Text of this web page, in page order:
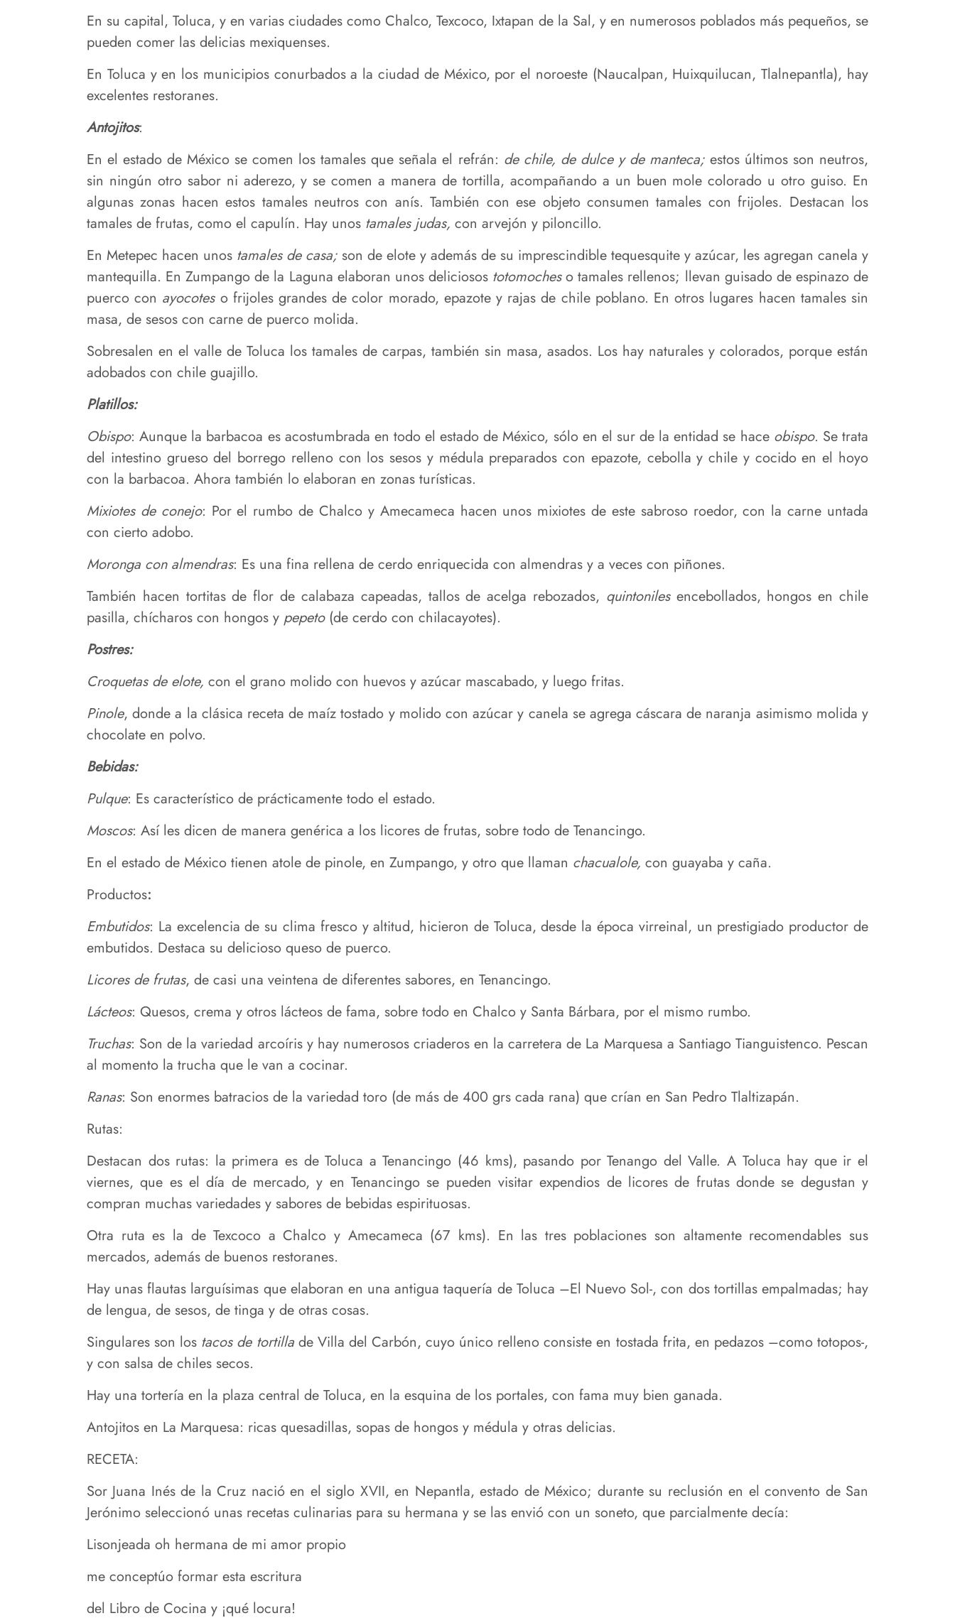
En su capital, Toluca, y en varias ciudades como Chalco, Texcoco, Ixtapan de la Sal, y en numerosos poblados más pequeños, se
pueden comer las delicias mexiquenses.
En Toluca y en los municipios conurbados a la ciudad de México, por el noroeste (Naucalpan, Huixquilucan, Tlalnepantla), hay
excelentes restoranes.
Antojitos:
En el estado de México se comen los tamales que señala el refrán: de chile, de dulce y de manteca; estos últimos son neutros,
sin ningún otro sabor ni aderezo, y se comen a manera de tortilla, acompañando a un buen mole colorado u otro guiso. En
algunas zonas hacen estos tamales neutros con anís. También con ese objeto consumen tamales con frijoles. Destacan los
tamales de frutas, como el capulín. Hay unos tamales judas, con arvejón y piloncillo.
En Metepec hacen unos tamales de casa; son de elote y además de su imprescindible tequesquite y azúcar, les agregan canela y
mantequilla. En Zumpango de la Laguna elaboran unos deliciosos totomocheso tamales rellenos; llevan guisado de espinazo de
puerco con ayocotes o frijoles grandes de color morado, epazote y rajas de chile poblano. En otros lugares hacen tamales sin
masa, de sesos con carne de puerco molida.
Sobresalen en el valle de Toluca los tamales de carpas, también sin masa, asados. Los hay naturales y colorados, porque están
adobados con chile guajillo.
Platillos:
Obispo: Aunque la barbacoa es acostumbrada en todo el estado de México, sólo en el sur de la entidad se hace obispo. Se trata
del intestino grueso del borrego relleno con los sesos y médula preparados con epazote, cebolla y chile y cocido en el hoyo
con la barbacoa. Ahora también lo elaboran en zonas turísticas.
Mixiotes de conejo: Por el rumbo de Chalco y Amecameca hacen unos mixiotes de este sabroso roedor, con la carne untada
con cierto adobo.
Moronga con almendras: Es una fina rellena de cerdo enriquecida con almendras y a veces con piñones.
También hacen tortitas de flor de calabaza capeadas, tallos de acelga rebozados, quintonilesencebollados, hongos en chile
pasilla, chícharos con hongos y pepeto(de cerdo con chilacayotes).
Postres:
Croquetas de elote, con el grano molido con huevos y azúcar mascabado, y luego fritas.
Pinole, donde a la clásica receta de maíz tostado y molido con azúcar y canela se agrega cáscara de naranja asimismo molida y
chocolate en polvo.
Bebidas:
Pulque: Es característico de prácticamente todo el estado.
Moscos: Así les dicen de manera genérica a los licores de frutas, sobre todo de Tenancingo.
En el estado de México tienen atole de pinole, en Zumpango, y otro que llaman chacualole, con guayaba y caña.
Productos:
Embutidos: La excelencia de su clima fresco y altitud, hicieron de Toluca, desde la época virreinal, un prestigiado productor de
embutidos. Destaca su delicioso queso de puerco.
Licores de frutas, de casi una veintena de diferentes sabores, en Tenancingo.
Lácteos: Quesos, crema y otros lácteos de fama, sobre todo en Chalco y Santa Bárbara, por el mismo rumbo.
Truchas: Son de la variedad arcoíris y hay numerosos criaderos en la carretera de La Marquesa a Santiago Tianguistenco. Pescan
al momento la trucha que le van a cocinar.
Ranas: Son enormes batracios de la variedad toro (de más de 400 grs cada rana) que crían en San Pedro Tlaltizapán.
Rutas:
Destacan dos rutas: la primera es de Toluca a Tenancingo (46 kms), pasando por Tenango del Valle. A Toluca hay que ir el
viernes, que es el día de mercado, y en Tenancingo se pueden visitar expendios de licores de frutas donde se degustan y
compran muchas variedades y sabores de bebidas espirituosas.
Otra ruta es la de Texcoco a Chalco y Amecameca (67 kms). En las tres poblaciones son altamente recomendables sus
mercados, además de buenos restoranes.
Hay unas flautas larguísimas que elaboran en una antigua taquería de Toluca –El Nuevo Sol-, con dos tortillas empalmadas; hay
de lengua, de sesos, de tinga y de otras cosas.
Singulares son los tacos de tortillade Villa del Carbón, cuyo único relleno consiste en tostada frita, en pedazos –como totopos-,
y con salsa de chiles secos.
Hay una tortería en la plaza central de Toluca, en la esquina de los portales, con fama muy bien ganada.
Antojitos en La Marquesa: ricas quesadillas, sopas de hongos y médula y otras delicias.
RECETA:
Sor Juana Inés de la Cruz nació en el siglo XVII, en Nepantla, estado de México; durante su reclusión en el convento de San
Jerónimo seleccionó unas recetas culinarias para su hermana y se las envió con un soneto, que parcialmente decía:
Lisonjeada oh hermana de mi amor propio
me conceptúo formar esta escritura
del Libro de Cocina y ¡qué locura!